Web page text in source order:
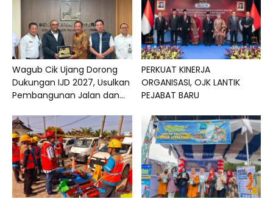
Wagub Cik Ujang Dorong
Dukungan IJD 2027, Usulkan
Pembangunan Jalan dan...
PERKUAT KINERJA
ORGANISASI, OJK LANTIK
PEJABAT BARU